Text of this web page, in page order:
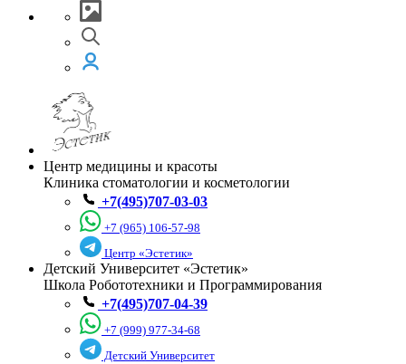
Центр медицины и красоты
Клиника стоматологии и косметологии
+7(495)707-03-03
+7 (965) 106-57-98
Центр «Эстетик»
Детский Университет «Эстетик»
Школа Робототехники и Программирования
+7(495)707-04-39
+7 (999) 977-34-68
Детский Университет